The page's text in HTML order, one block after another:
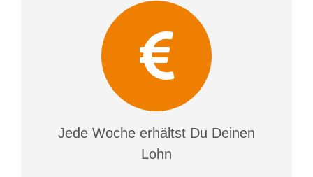
Jede Woche erhältst Du Deinen
Lohn